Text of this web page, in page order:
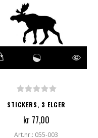
STICKERS, 3 ELGER
kr 77,00
Art.nr.: 055-003